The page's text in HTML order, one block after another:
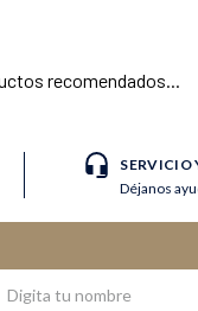
recomendados...
SERVICIO
Déjanos